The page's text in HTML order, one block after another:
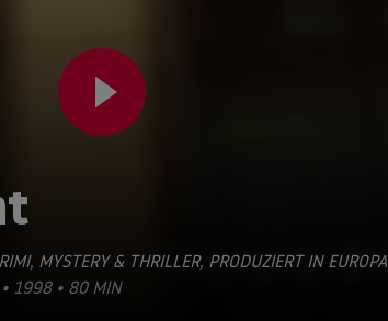
, MYSTERY & THRILLER, PRODUZIERT IN EUROPA
• 1998 • 80 MIN